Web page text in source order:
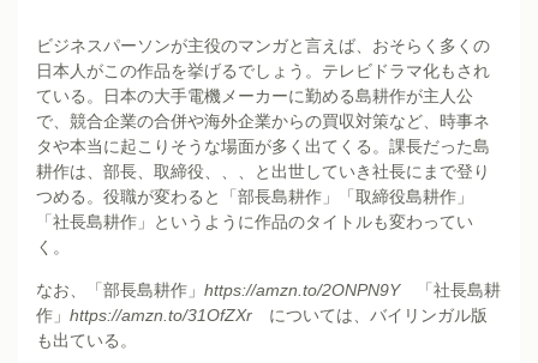
ビジネスパーソンが主役のマンガと言えば、おそらく多くの
日本人がこの作品を挙げるでしょう。テレビドラマ化もされ
ている。日本の大手電機メーカーに勤める島耕作が主人公
で、競合企業の合併や海外企業からの買収対策など、時事ネ
タや本当に起こりそうな場面が多く出てくる。課長だった島
耕作は、部長、取締役、、、と出世していき社長にまで登り
つめる。役職が変わると「部長島耕作」「取締役島耕作」
「社長島耕作」というように作品のタイトルも変わってい
く。
なお、「部長島耕作」 https://amzn.to/2ONPN9Y「社長島耕
作」 https://amzn.to/31OfZXr については、バイリンガル版
も出ている。